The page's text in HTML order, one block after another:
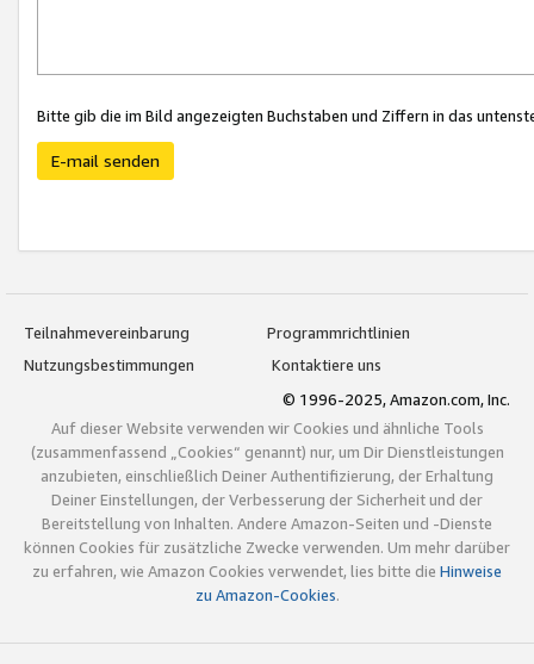
Bitte gib die im Bild angezeigten Buchstaben und Ziffern in das
E-mail senden
Teilnahmevereinbarung
Programmrichtlinien
Nutzungsbestimmungen
Kontaktiere uns
© 1996-2025, Amazon.com, Inc.
Auf dieser Website verwenden wir Cookies und ähnliche Tools
(zusammenfassend „Cookies“ genannt) nur, um Dir Dienstleistungen
anzubieten, einschließlich Deiner Authentifizierung, der Erhaltung
Deiner Einstellungen, der Verbesserung der Sicherheit und der
Bereitstellung von Inhalten. Andere Amazon-Seiten und -Dienste
können Cookies für zusätzliche Zwecke verwenden. Um mehr darüber
zu erfahren, wie Amazon Cookies verwendet, lies bitte die Hinweise
zu Amazon-Cookies.